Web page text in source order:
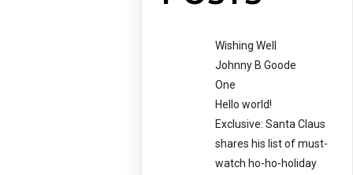
Wishing Well
Johnny B Goode
One
Hello world!
Exclusive: Santa Claus
shares his list of must-
watch ho-ho-holiday